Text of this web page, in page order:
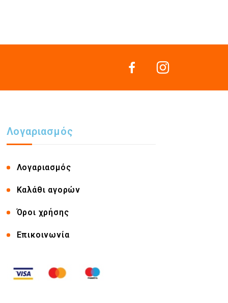
Λογαριασμός
Λογαριασμός
Καλάθι αγορών
Όροι χρήσης
Επικοινωνία